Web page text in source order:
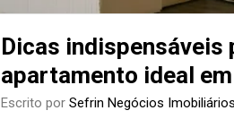
Dicas indispensáveis
apartamento ideal
Escrito por Sefrin Negócios Imobiliários